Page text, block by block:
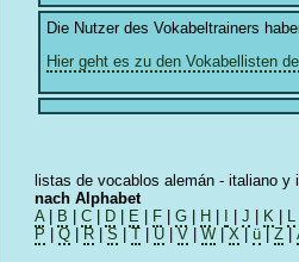
Die Nutzer des Vokabeltrainers
Hier geht es zu den Vokabellisten
listas de vocablos alemán - italiano y
nach Alphabet
A| B C D E F G H J K L
P
Q R S T U V W X ü Z